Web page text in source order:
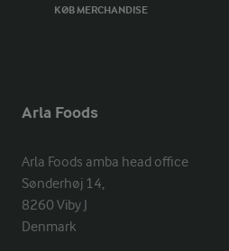
KØB MERCHANDISE
Arla Foods
Arla Foods amba head office
Sønderhøj 14,
8260 Viby J
Denmark